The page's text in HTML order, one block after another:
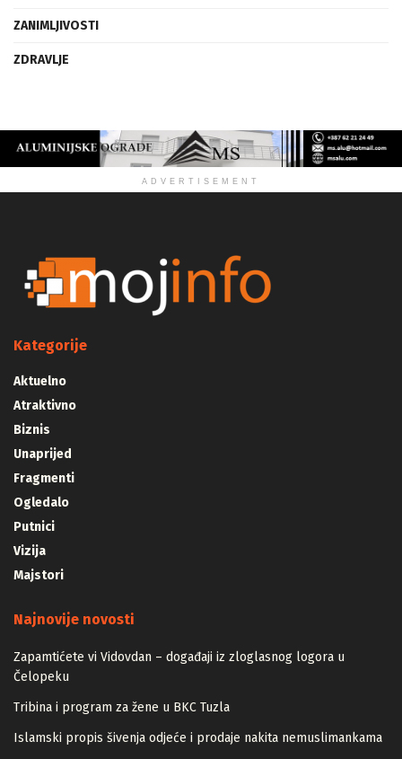
ZANIMLJIVOSTI
ZDRAVLJE
ADVERTISEMENT
Kategorije
Aktuelno
Atraktivno
Biznis
Unaprijed
Fragmenti
Ogledalo
Putnici
Vizija
Majstori
Najnovije novosti
Zapamtićete vi Vidovdan – događaji iz zloglasnog logora u
Čelopeku
Tribina i program za žene u BKC Tuzla
Islamski propis šivenja odjeće i prodaje nakita nemuslimankama